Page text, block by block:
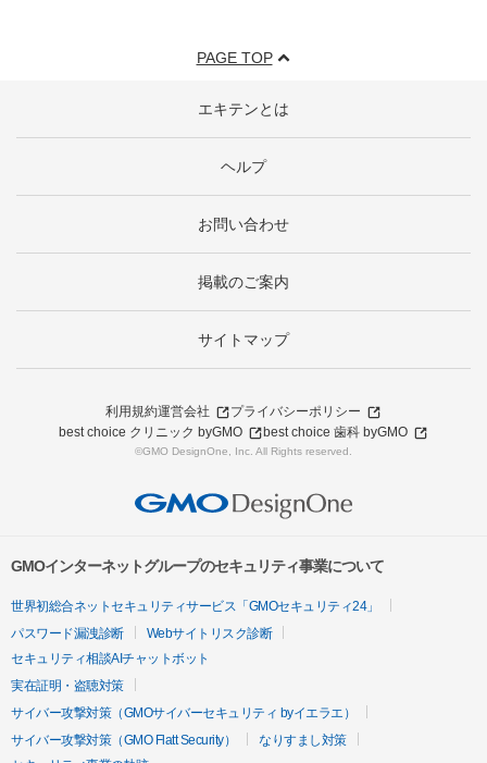
PAGE TOP
エキテンとは
ヘルプ
お問い合わせ
掲載のご案内
サイトマップ
利用規約運営会社
プライバシーポリシー
best choice クリニック byGMO
best choice 歯科 byGMO
©GMO DesignOne, Inc. All Rights reserved.
GMOインターネットグループのセキュリティ事業について
世界初総合ネットセキュリティサービス「GMOセキュリティ24」
パスワード漏洩診断
Webサイトリスク診断
セキュリティ相談AIチャットボット
実在証明・盗聴対策
サイバー攻撃対策（GMOサイバーセキュリティ byイエラエ）
サイバー攻撃対策（GMO Flatt Security）
なりすまし対策